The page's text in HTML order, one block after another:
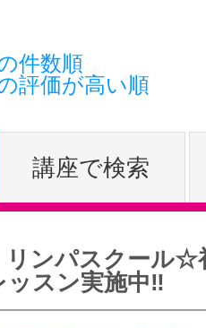
グッドスク
件数順
評価が高い順
講座で検索
リンパスクール☆
スン実施中‼